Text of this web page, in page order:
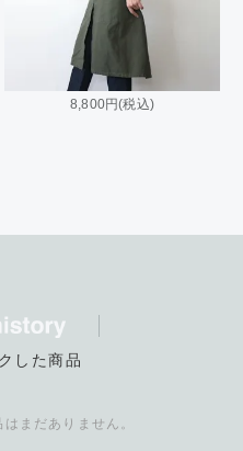
8,800円(税込)
した商品
まだありません。